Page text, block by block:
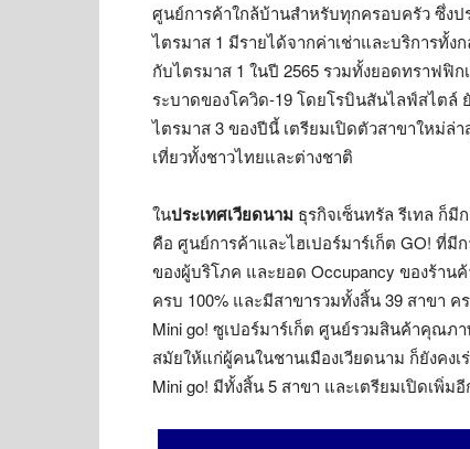
ศูนย์การค้าใกล้บ้านสำหรับทุกครอบครัว ซึ่ง
ไตรมาส 1 มีรายได้จากค่าเช่าและบริการทั้ง
กับไตรมาส 1 ในปี 2565 รวมทั้งยอดทราฟฟิ
ระบาดของโควิด-19 โดยโรบินสันไลฟ์สไตล์
ไตรมาส 3 ของปีนี้ เตรียมเปิดตัวสาขาใหม่ล่
เที่ยวทั้งชาวไทยและต่างชาติ
ในประเทศเวียดนาม ธุรกิจเซ็นทรัล รีเทล ก็มี
คือ ศูนย์การค้าและไฮเปอร์มาร์เก็ต GO! ที่
ของผู้บริโภค และยอด Occupancy ของร้าน
ครบ 100% และมีสาขารวมทั้งสิ้น 39 สาขา
Mini go! ซูเปอร์มาร์เก็ต ศูนย์รวมสินค้าคุณ
สมัยให้แก่ผู้คนในชานเมืองเวียดนาม ก็ยังคง
Mini go! มีทั้งสิ้น 5 สาขา และเตรียมเปิดเพิ่ม